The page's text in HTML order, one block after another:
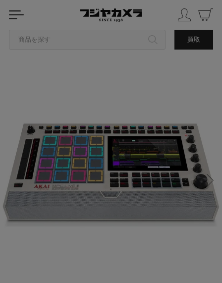
商品を探す 買取
中古品を探す